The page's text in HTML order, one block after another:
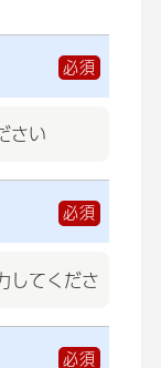
必須
必須
必須